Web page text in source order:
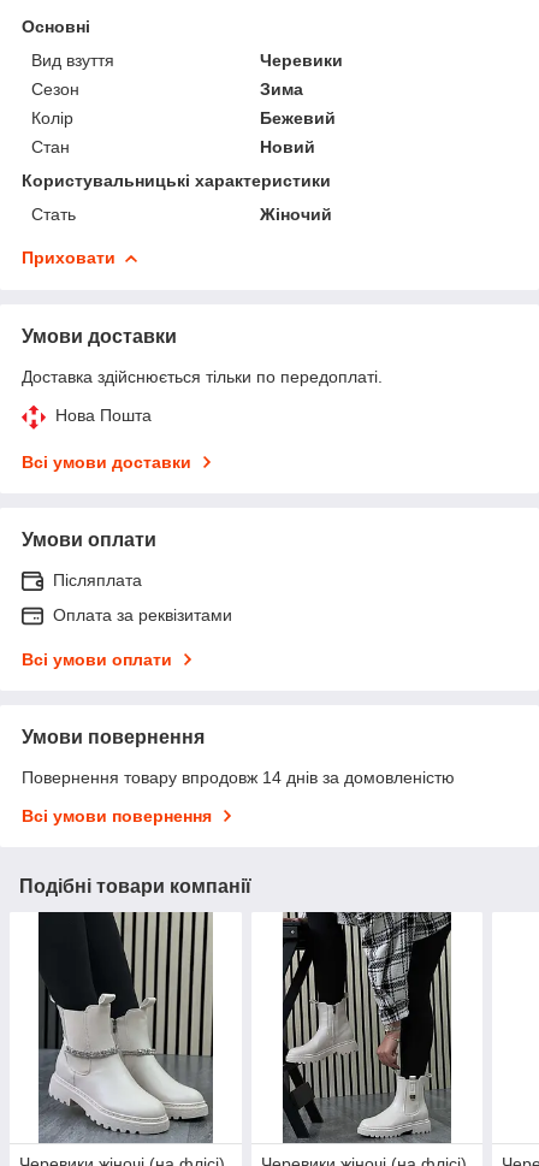
Основні
Вид взуття
Черевики
Сезон
Зима
Колір
Бежевий
Стан
Новий
Користувальницькі характеристики
Стать
Жіночий
Приховати
Умови доставки
Доставка здійснюється тільки по передоплаті.
Нова Пошта
Всі умови доставки
Умови оплати
Післяплата
Оплата за реквізитами
Всі умови оплати
Умови повернення
Повернення товару впродовж 14 днів за домовленістю
Всі умови повернення
Подібні товари компанії